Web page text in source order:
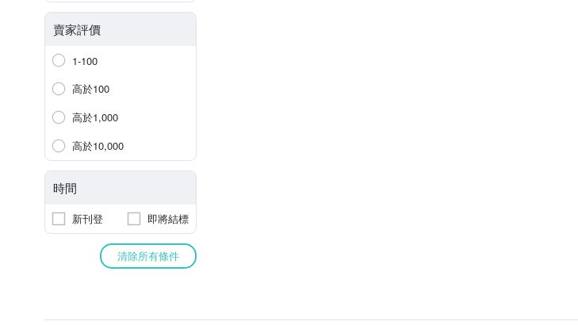
賣家評價
1-100
高於100
高於1,000
高於10,000
時間
新刊登 即將結標
清除所有條件